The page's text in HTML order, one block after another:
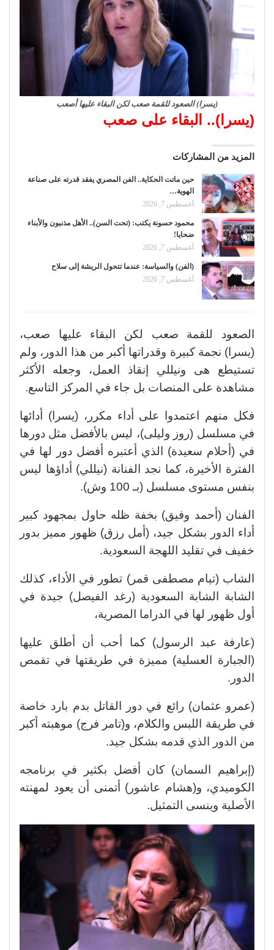
(يسرا) الصعود للقمة صعب لكن البقاء عليها أصعب
(يسرا).. البقاء على صعب
المزيد من المشاركات
حين ماتت الحكاية.. الفن المصري يفقد قدرته على صناعة
الهوية…
أغسطس 7, 2026
محمود حسونة يكتب: (تحت السن).. الأهل مذنبون والأبناء
ضحايا!
أغسطس 7, 2026
(الفن) والسياسة: عندما تتحول الريشة إلى سلاح
أغسطس 7, 2026
الصعود للقمة صعب لكن البقاء عليها صعب،
(يسرا) نجمة كبيرة وقدراتها أكبر من هذا الدور، ولم
تستيطع هى ونيللي إنقاذ العمل، وجعله الأكثر
مشاهدة على المنصات بل جاء في المركز التاسع.
فكل منهم اعتمدوا على أداء مكرر، (يسرا) أدائها
في مسلسل (روز وليلى)، ليس بالأفضل مثل دورها
في (أحلام سعيدة) الذي أعتبره أفضل دور لها في
الفترة الأخيرة، كما نجد الفنانة (نيللي) أداؤها ليس
بنفس مستوى مسلسل (بـ 100 وش).
الفنان (أحمد وفيق) بخفة ظله حاول بمجهود كبير
أداء الدور بشكل جيد، (أمل رزق) ظهور مميز بدور
خفيف في تقليد اللهجة السعودية.
الشاب (تيام مصطفى قمر) تطور في الأداء، كذلك
الشابة الشابة السعودية (رغد الفيصل) جيدة في
أول ظهور لها في الدراما المصرية،
(عارفة عبد الرسول) كما أحب أن أطلق عليها
(الجبارة العسلية) مميزة في طريقتها في تقمص
الدور.
(عمرو عثمان) رائع في دور القاتل بدم بارد خاصة
في طريقة اللبس والكلام، و(تامر فرج) موهبته أكبر
من الدور الذي قدمه بشكل جيد.
(إبراهيم السمان) كان أفضل بكثير في برنامجه
الكوميدي، و(هشام عاشور) أتمنى أن يعود لمهنته
الأصلية وينسى التمثيل.